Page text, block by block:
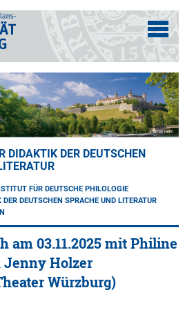
DIDAKTIK DER DEUTSCHEN
FÜR DEUTSCHE PHILOLOGIE
DEUTSCHEN SPRACHE UND LITERATUR
am 03.11.2025 mit Philine
Jenny Holzer
Würzburg)